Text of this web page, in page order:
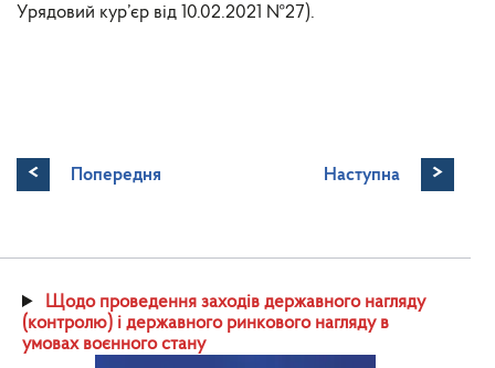
Урядовий кур’єр від 10.02.2021 №27).
< Попередня Наступна >
Щодо проведення заходів державного нагляду
(контролю) і державного ринкового нагляду в
умовах воєнного стану